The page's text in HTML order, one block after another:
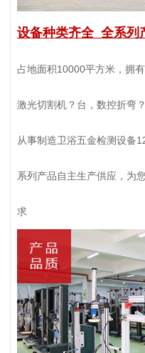
设备种类齐全 全系列
占地面积10000平方米，拥
激光切割机？台，数控折弯
从事制造卫浴五金检测设备
系列产品自主生产供应，为
求